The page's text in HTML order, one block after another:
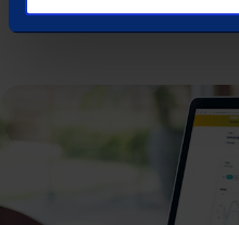
Verder lezen
Het stroomnet kraakt.